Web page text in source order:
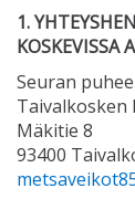
1.
KOSKEVISSA
Seuran
Taivalkosken
Mäkitie 8
93400